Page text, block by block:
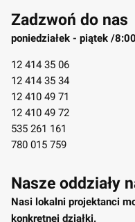
Zadzwoń do nas
poniedziałek - piątek /
12 414 35 06
12 414 35 34
12 410 49 71
12 410 49 72
535 261 161
780 015 759
Nasze oddziały
Nasi lokalni projektanci
konkretnej działki.